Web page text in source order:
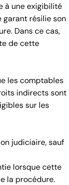
à une exigibilité
garant résilie son
Dans ce cas,
de cette
les comptables
indirects sont
sur les
judiciaire, sauf
lorsque cette
la procédure.